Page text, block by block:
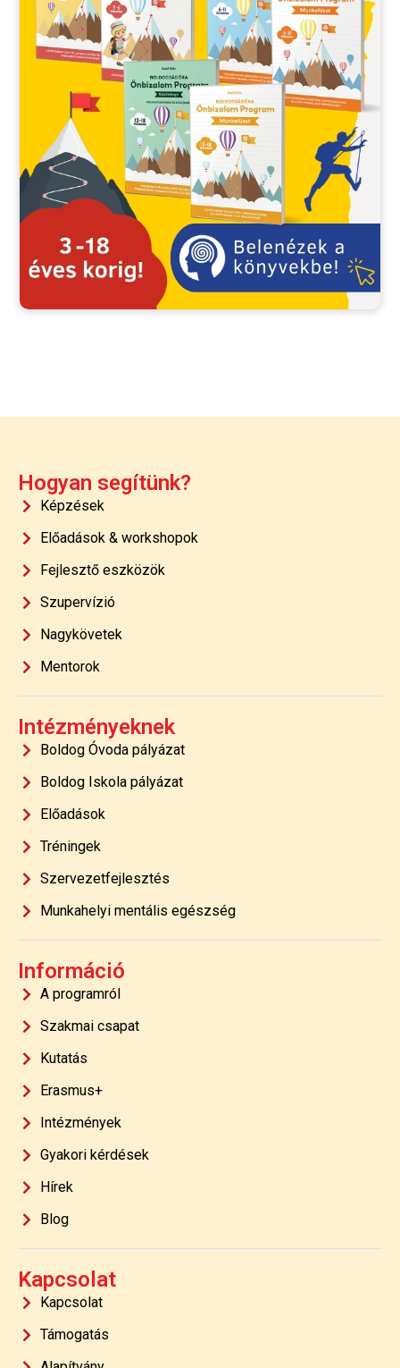
Hogyan segítünk?
Képzések
Előadások & workshopok
Fejlesztő eszközök
Szupervízió
Nagykövetek
Mentorok
Intézményeknek
Boldog Óvoda pályázat
Boldog Iskola pályázat
Előadások
Tréningek
Szervezetfejlesztés
Munkahelyi mentális egészség
Információ
A programról
Szakmai csapat
Kutatás
Erasmus+
Intézmények
Gyakori kérdések
Hírek
Blog
Kapcsolat
Kapcsolat
Támogatás